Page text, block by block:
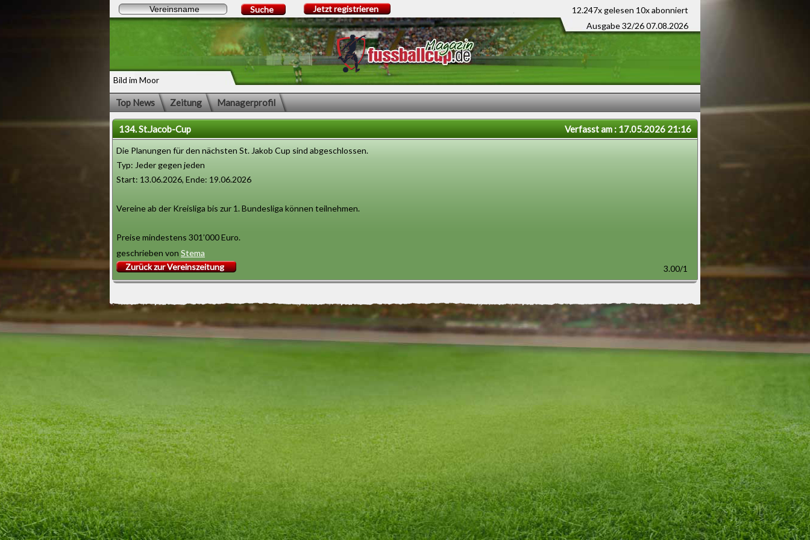
12.247x gelesen 10x abonniert
Ausgabe 32/26 07.08.2026
Bild im Moor
Suche Jetzt registrieren
Top News Zeitung Managerprofil
134. St.Jacob-Cup Verfasst am : 17.05.2026 21:16
Die Planungen für den nächsten St. Jakob Cup sind abgeschlossen.
Typ: Jeder gegen jeden
Start: 13.06.2026, Ende: 19.06.2026
Vereine ab der Kreisliga bis zur 1. Bundesliga können teilnehmen.
Preise mindestens 301’000 Euro.
geschrieben von Stema
Zurück zur Vereinszeitung
3.00/1